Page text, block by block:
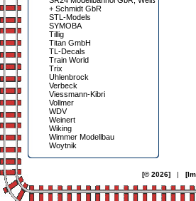
+ Schmidt GbR
STL-Models
SYMOBA
Tillig
Titan GmbH
TL-Decals
Train World
Trix
Uhlenbrock
Verbeck
Viessmann-Kibri
Vollmer
WDV
Weinert
Wiking
Wimmer Modellbau
Woytnik
[© 2026]|